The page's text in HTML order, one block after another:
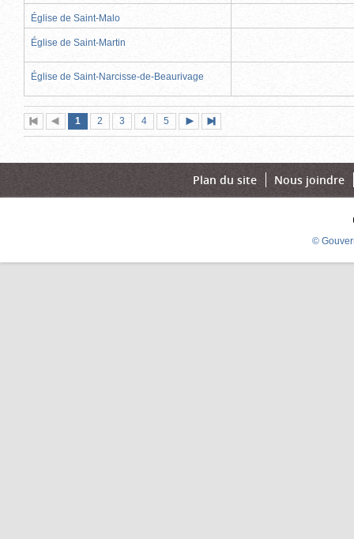
Église de Saint-Malo
Église de Saint-Martin
Église de Saint-Narcisse-de-Beaurivage
Première
page
Page
précédente
Page
1 (page
actuelle)
Page
2 Page
3 Page
4 Page
5
suivante
page
Plan du site Nous joindre
©